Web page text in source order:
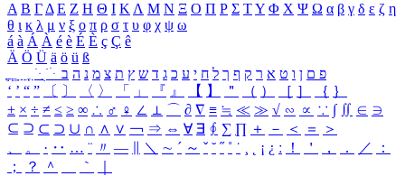
Α Β ΓΔ Ε Ζ Η Θ Ι ΚΛ Μ Ν Ξ Ο Π Ρ Σ ΤΥ Φ Χ Ψ Ω α β γ δ ε ζ η
θ ι κ λ μ ν ξ ο π ρ σ τ υ φ χ ψ ω
á à Á À é è É È ç Ç ê
Ä Ö Ü ä ö ü ß
ִֶֹ ֻּ ׁׂ פ ם ן ו ט א ר ק ף ך ל ח י ע כ ג ד ש ץ ת צ מ נ ה ב
‘ ’ “ ” 〔 〕 〈 〉 「 」 『 』 【 】 ＂ （ ） ［ ］ ｛ ｝
± × ÷ ≠ ≤ ≥ ∞ ∴ ♂ ♀ ∠ ⊥ ⌒ ∂ ∇ ≡ ≒ ≪ ≫ √ ∽ ∝ ∵ ∫ ∬ ∈ ∋
⊆ ⊇ ⊂ ⊃ ∪ ∩ ∧ ∨ ￢ ⇒ ⇔ ∀ ∃ ∮ ∑ ∏ ＋ － ＜ ＝
＞
、
。 · ‥ … ¨ 〃 ― ＼ ∼ ´ ～ ˇ ˘ ˝ ˚ ˙ ¸ ¡ ¿ ː ！ ＇ ， ． ／
：
；
？ ＾ ｀